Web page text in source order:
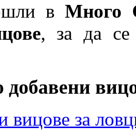
в Много
, за да се
добавени
за